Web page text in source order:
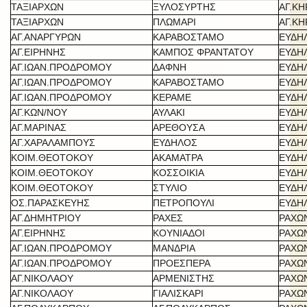
ΤΑΞΙΑΡΧΩΝ
ΞΥΛΟΣΥΡΤΗΣ
ΤΑΞΙΑΡΧΩΝ
ΠΛΩΜΑΡΙ
ΑΓ.ΑΝΑΡΓΥΡΩΝ
ΚΑΡΑΒΟΣΤΑΜΟ
ΑΓ.ΕΙΡΗΝΗΣ
ΚΑΜΠΟΣ ΦΡΑΝΤΑΤΟΥ
ΑΓ.ΙΩΑΝ.ΠΡΟΔΡΟΜΟΥ
ΔΑΦΝΗ
ΑΓ.ΙΩΑΝ.ΠΡΟΔΡΟΜΟΥ
ΚΑΡΑΒΟΣΤΑΜΟ
ΑΓ.ΙΩΑΝ.ΠΡΟΔΡΟΜΟΥ
ΚΕΡΑΜΕ
ΑΓ.ΚΩΝ/ΝΟΥ
ΑΥΛΑΚΙ
ΑΓ.ΜΑΡΙΝΑΣ
ΑΡΕΘΟΥΣΑ
ΑΓ.ΧΑΡΑΛΑΜΠΟΥΣ
ΕΥΔΗΛΟΣ
ΚΟΙΜ.ΘΕΟΤΟΚΟΥ
ΑΚΑΜΑΤΡΑ
ΚΟΙΜ.ΘΕΟΤΟΚΟΥ
ΚΟΣΣΟΙΚΙΑ
ΚΟΙΜ.ΘΕΟΤΟΚΟΥ
ΣΤΥΛΙΟ
ΟΣ.ΠΑΡΑΣΚΕΥΗΣ
ΠΕΤΡΟΠΟΥΛΙ
ΑΓ.ΔΗΜΗΤΡΙΟΥ
ΡΑΧΕΣ
ΑΓ.ΕΙΡΗΝΗΣ
ΚΟΥΝΙΑΔΟΙ
ΑΓ.ΙΩΑΝ.ΠΡΟΔΡΟΜΟΥ
ΜΑΝΔΡΙΑ
ΑΓ.ΙΩΑΝ.ΠΡΟΔΡΟΜΟΥ
ΠΡΟΕΣΠΕΡΑ
ΑΓ.ΝΙΚΟΛΑΟΥ
ΑΡΜΕΝΙΣΤΗΣ
ΑΓ.ΝΙΚΟΛΑΟΥ
ΓΙΑΛΙΣΚΑΡΙ